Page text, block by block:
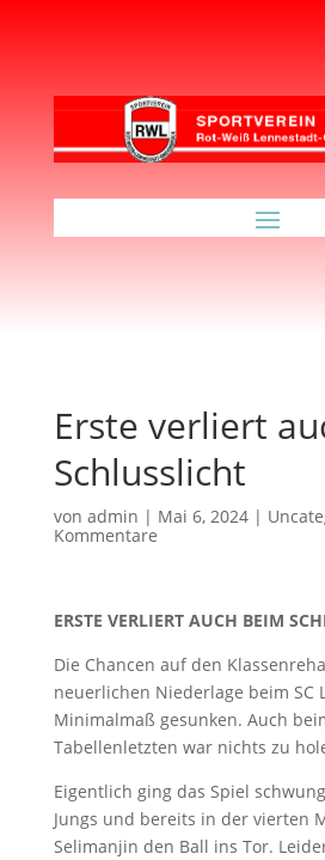
Erste verliert
Schlusslicht
von admin | Mai 6, 2024|
Kommentare
ERSTE VERLIERT AUCH BEIM
Die Chancen auf den
neuerlichen Niederlage beim SC
Minimalmaß gesunken. Auch
Tabellenletzten war nichts zu
Eigentlich ging das Spiel
Jungs und bereits in der vierten
Selimanjin den Ball ins Tor.